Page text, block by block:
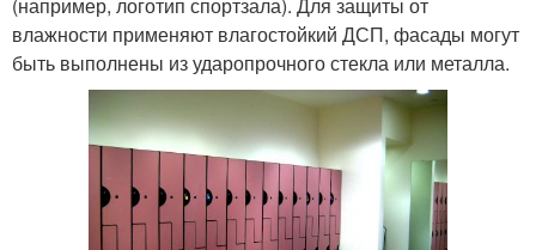
влажности применяют влагостойкий ДСП, фасады могут
быть выполнены из ударопрочного стекла или металла.